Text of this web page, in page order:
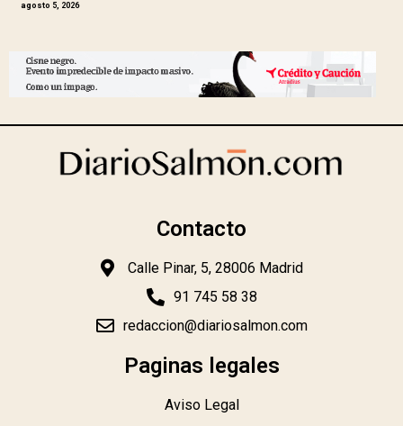
agosto 5, 2026
Contacto
Calle Pinar, 5, 28006 Madrid
91 745 58 38
redaccion@diariosalmon.com
Paginas legales
Aviso Legal